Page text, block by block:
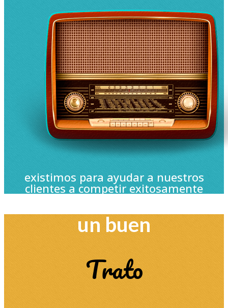
existimos para ayudar a nuestros
clientes a competir exitosamente
un buen
Trato